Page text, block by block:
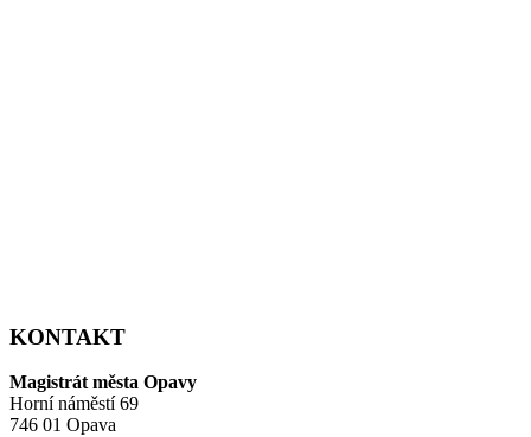
KONTAKT
Magistrát města Opavy
Horní náměstí 69
746 01 Opava